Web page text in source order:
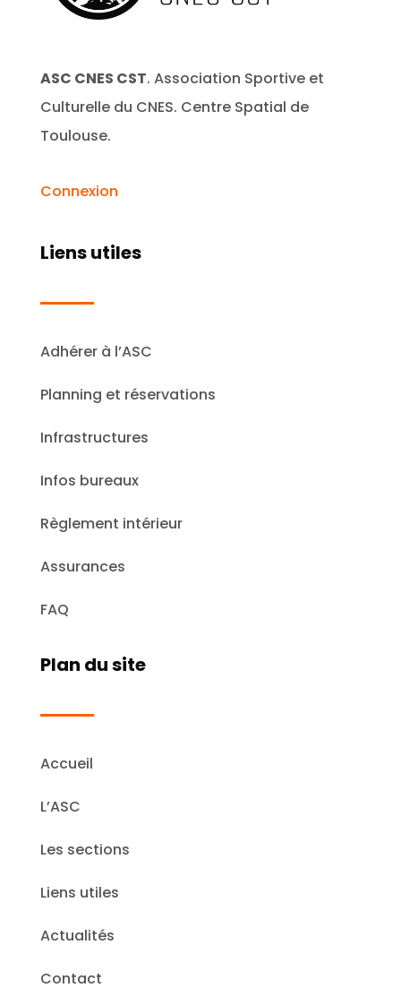
ASC CNES CST. Association Sportive et
Culturelle du CNES. Centre Spatial de
Toulouse.
Connexion
Liens utiles
Adhérer à l’ASC
Planning et réservations
Infrastructures
Infos bureaux
Règlement intérieur
Assurances
FAQ
Plan du site
Accueil
L’ASC
Les sections
Liens utiles
Actualités
Contact